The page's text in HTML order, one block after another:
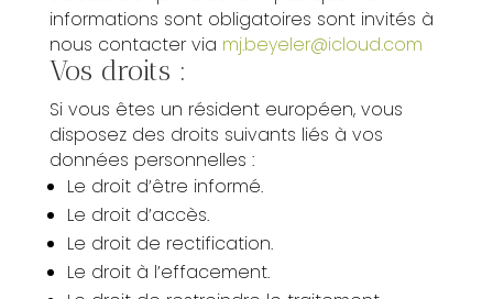
informations sont obligatoires sont invités à
nous contacter via mj.beyeler@icloud.com
Vos droits :
Si vous êtes un résident européen, vous
disposez des droits suivants liés à vos
données personnelles :
Le droit d’être informé.
Le droit d’accès.
Le droit de rectification.
Le droit à l’effacement.